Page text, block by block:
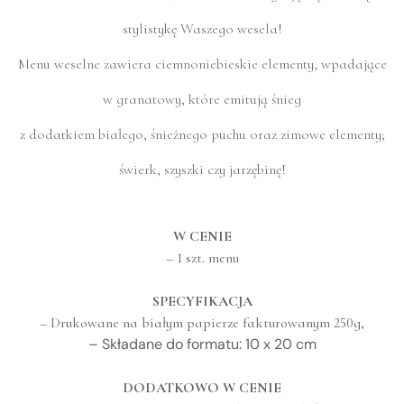
stylistykę Waszego wesela!
Menu weselne zawiera ciemnoniebieskie elementy, wpadające
w granatowy, które emitują śnieg
z dodatkiem białego, śnieżnego puchu oraz zimowe elementy;
świerk, szyszki czy jarzębinę!
W CENIE
– 1 szt. menu
SPECYFIKACJA
– Drukowane na białym papierze fakturowanym 250g,
– Składane do formatu: 10 x 20 cm
DODATKOWO W CENIE